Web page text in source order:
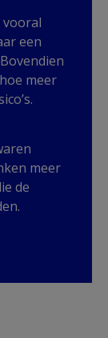
vooral
een
meer
meer
de